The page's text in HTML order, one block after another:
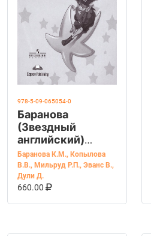
978-5-09-065054-0
Баранова
(Звездный
английский)
Англ.язык 4 кл.
Контрольные
задания (Просв.)
Баранова К.М., Копылова
В.В., Мильруд Р.П., Эванс В.,
Дули Д.
660.00
В КОРЗИНУ